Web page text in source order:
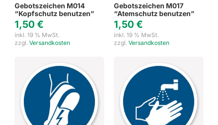
Gebotszeichen M014
“Kopfschutz benutzen”
1,50 €
inkl. 19 % MwSt.
zzgl. Versandkosten
Gebotszeichen M017
“Atemschutz benutzen”
1,50 €
inkl. 19 % MwSt.
zzgl. Versandkosten